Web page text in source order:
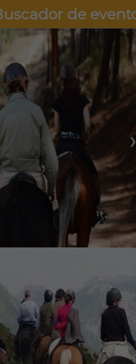
de
❯
Sierra de
para los amantes de
disfrutar de la belleza